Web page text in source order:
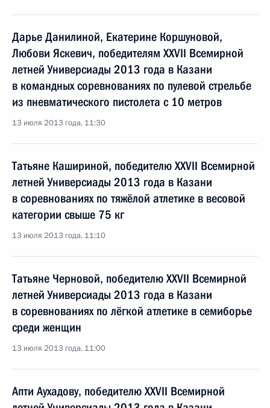
Дарье Данилиной, Екатерине Коршуновой,
Любови Яскевич, победителям XXVII Всемирной
летней Универсиады 2013 года в Казани
в командных соревнованиях по пулевой стрельбе
из пневматического пистолета с 10 метров
13 июля 2013 года, 11:30
Татьяне Кашириной, победителю XXVII Всемирной
летней Универсиады 2013 года в Казани
в соревнованиях по тяжёлой атлетике в весовой
категории свыше 75 кг
13 июля 2013 года, 11:10
Татьяне Черновой, победителю XXVII Всемирной
летней Универсиады 2013 года в Казани
в соревнованиях по лёгкой атлетике в семиборье
среди женщин
13 июля 2013 года, 11:00
Апти Аухадову, победителю XXVII Всемирной